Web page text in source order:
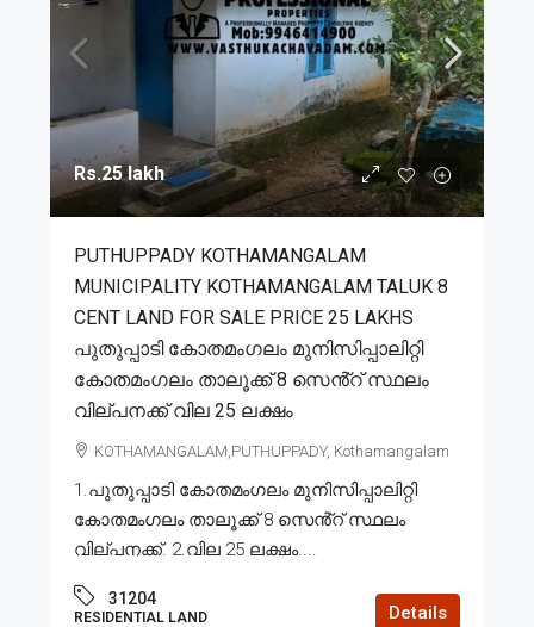
Rs.25 lakh
PUTHUPPADY KOTHAMANGALAM
MUNICIPALITY KOTHAMANGALAM TALUK 8
CENT LAND FOR SALE PRICE 25 LAKHS
പുതുപ്പാടി കോതമംഗലം മുനിസിപ്പാലിറ്റി
കോതമംഗലം താലൂക്ക് 8 സെൻ്റ് സ്ഥലം
വില്പനക്ക് വില 25 ലക്ഷം
KOTHAMANGALAM,PUTHUPPADY, Kothamangalam
1.പുതുപ്പാടി കോതമംഗലം മുനിസിപ്പാലിറ്റി
കോതമംഗലം താലൂക്ക് 8 സെൻ്റ് സ്ഥലം
വില്പനക്ക്. 2.വില 25 ലക്ഷം....
31204
RESIDENTIAL LAND Details